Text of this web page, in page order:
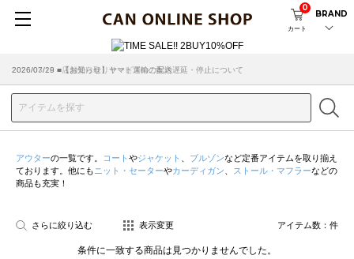
カート
0
BRAND
2026/07/29 ■【お知らせ】ヤマト運輸の配送遅延・停止について
2026/03/18 ■店舗受け取りサービスのご案内
アウターの一覧です。 コート やジャケット ブルゾンなど定番アイテムを取り揃え
ております。他にも ニット・セーターやカーディガン ストール・マフラーなどの
商品も充実！
さらに絞り込む 表示変更 アイテム数： 件
条件に一致する商品は見つかりませんでした。